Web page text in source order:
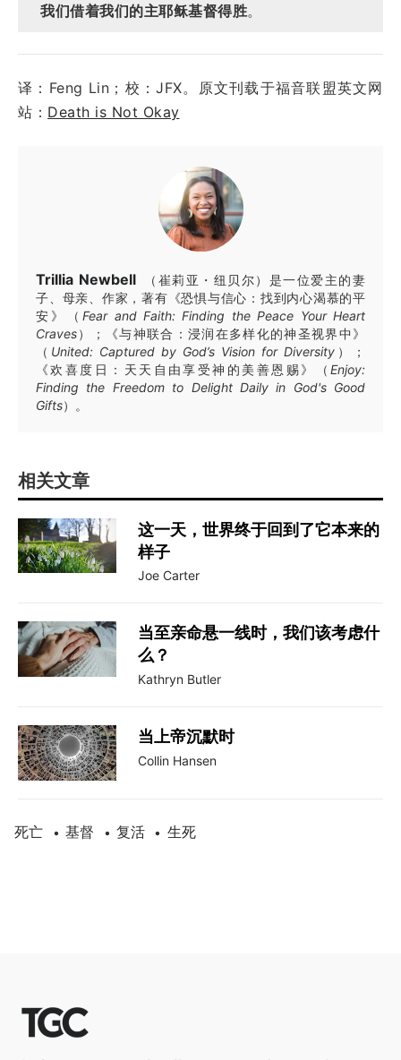
我们借着我们的主耶稣基督得胜。
译：Feng Lin；校：JFX。原文刊载于福音联盟英文网
站： Death is Not Okay
Trillia Newbell
（崔莉亚・纽贝尔）是一位爱主的妻
子、母亲、作家，著有《恐惧与信心：找到内心渴慕的平
安》（Fear and Faith: Finding the Peace Your Heart
Craves）；《与神联合：浸润在多样化的神圣视界中》
（ United: Captured by God’s Vision for Diversity ）；
《欢喜度日：天天自由享受神的美善恩赐》（ Enjoy:
Finding the Freedom to Delight Daily in God's Good
Gifts）。
相关文章
这一天，世界终于回到了它本来的
样子
Joe Carter
当至亲命悬一线时，我们该考虑什
么？
Kathryn Butler
当上帝沉默时
Collin Hansen
死亡 • 基督 • 复活 • 生死